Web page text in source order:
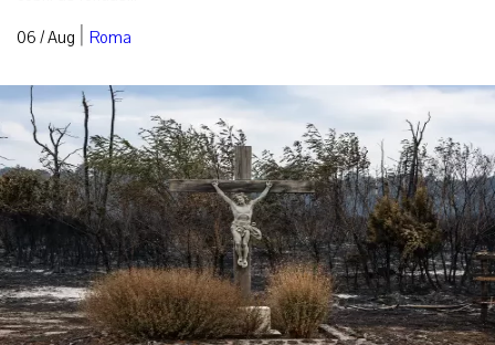
O fogo passou duas vezes, mas o crucifixo
permaneceu de pé
A imagem que emocionou o mundo em meio aos incêndios na
França. Foto: IG @patr...
06 / Aug|Mundo
RECEBA NOSSO BOLETIM DIÁRIO